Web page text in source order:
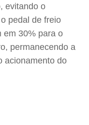
evitando o
pedal de freio
em 30% para o
permanecendo a
acionamento do